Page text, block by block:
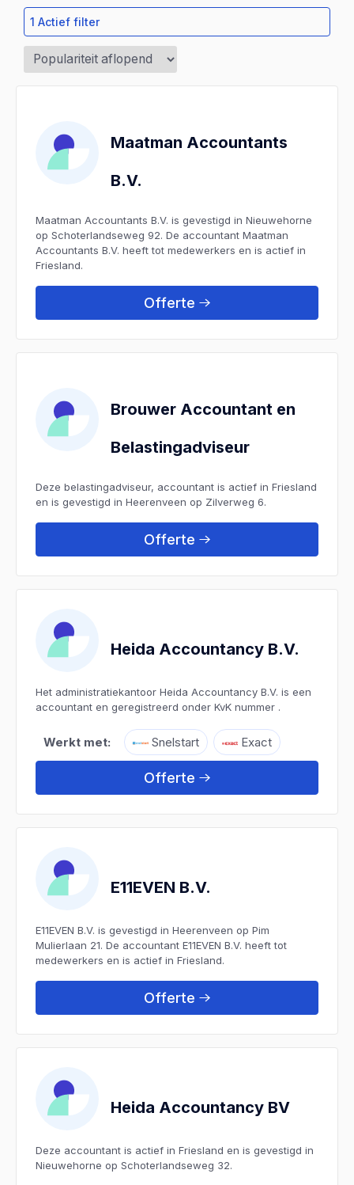
1 Actief filter
Maatman Accountants
B.V.
Maatman Accountants B.V. is gevestigd in Nieuwehorne
op Schoterlandseweg 92. De accountant Maatman
Accountants B.V. heeft tot medewerkers en is actief in
Friesland.
Offerte
Brouwer Accountant en
Belastingadviseur
Deze belastingadviseur, accountant is actief in Friesland
en is gevestigd in Heerenveen op Zilverweg 6.
Offerte
Heida Accountancy B.V.
Het administratiekantoor Heida Accountancy B.V. is een
accountant en geregistreerd onder KvK nummer .
Werkt met: Snelstart Exact
Offerte
E11EVEN B.V.
E11EVEN B.V. is gevestigd in Heerenveen op Pim
Mulierlaan 21. De accountant E11EVEN B.V. heeft tot
medewerkers en is actief in Friesland.
Offerte
Heida Accountancy BV
Deze accountant is actief in Friesland en is gevestigd in
Nieuwehorne op Schoterlandseweg 32.